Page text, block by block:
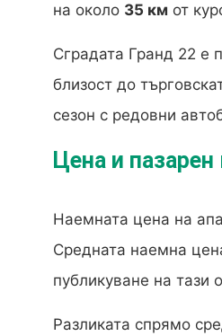
на около 35 км от
Сградата Гранд 22 е
близост до
сезон с редовни
Цена и пазарен
Наемната цена на
Средната наемна
публикуване на тази
Разликата спрямо